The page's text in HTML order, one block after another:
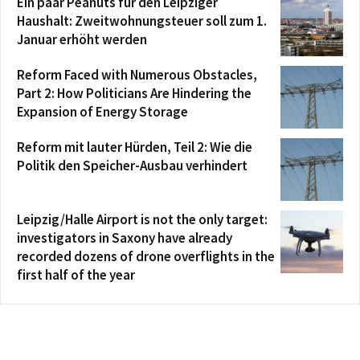
Haushalt: Zweitwohnungsteuer soll zum 1.
Januar erhöht werden
Reform Faced with Numerous Obstacles,
Part 2: How Politicians Are Hindering the
Expansion of Energy Storage
Reform mit lauter Hürden, Teil 2: Wie die
Politik den Speicher-Ausbau verhindert
Leipzig/Halle Airport is not the only target:
investigators in Saxony have already
recorded dozens of drone overflights in the
first half of the year